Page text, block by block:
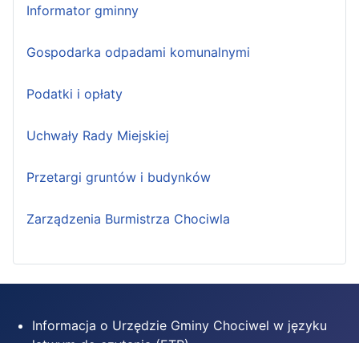
Informator gminny
Gospodarka odpadami komunalnymi
Podatki i opłaty
Uchwały Rady Miejskiej
Przetargi gruntów i budynków
Zarządzenia Burmistrza Chociwla
Informacja o Urzędzie Gminy Chociwel w języku